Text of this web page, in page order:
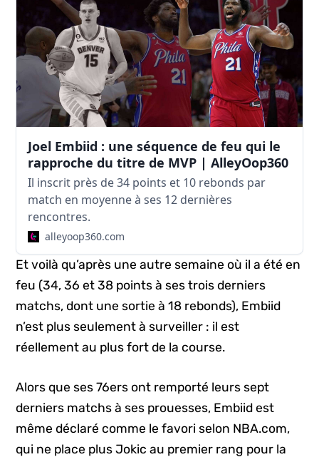
Joel Embiid : une séquence de feu qui le
rapproche du titre de MVP | AlleyOop360
Il inscrit près de 34 points et 10 rebonds par
match en moyenne à ses 12 dernières
rencontres.
alleyoop360.com
Et voilà qu’après une autre semaine où il a été en
feu (34, 36 et 38 points à ses trois derniers
matchs, dont une sortie à 18 rebonds), Embiid
n’est plus seulement à surveiller : il est
réellement au plus fort de la course.
Alors que ses 76ers ont remporté leurs sept
derniers matchs à ses prouesses, Embiid est
même déclaré comme le favori selon NBA.com,
qui ne place plus Jokic au premier rang pour la